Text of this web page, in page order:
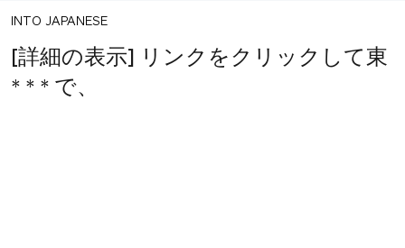
INTO JAPANESE
[詳細の表示] リンクをクリックして東
* * * で、